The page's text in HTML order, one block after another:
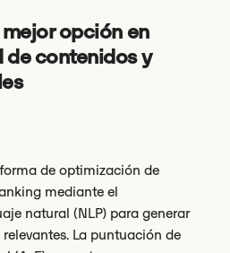
opción en
contenidos y
de optimización de
mediante el
natural (NLP) para generar
La puntuación de